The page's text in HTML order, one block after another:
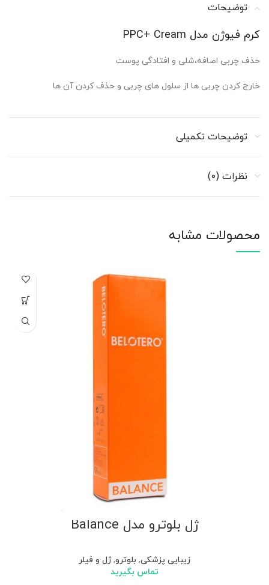
توضیحات
کرم فیوژن مدل PPC+ Cream
حذف چربی اصافه،شلی و افتادگی پوست
خارج کردن چربی ها از سلول های چربی و حذف کردن آن ها
توضیحات تکمیلی
نظرات (0)
محصولات مشابه
ژل بلوترو مدل Balance
زیبایی پزشکی, بلوترو,ژل و فیلر
تماس بگیرید